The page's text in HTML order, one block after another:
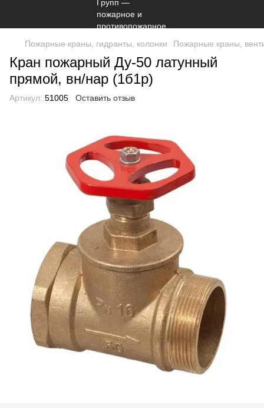
Пожарные краны, гидранты, колонки Пожарные краны,
Кран пожарный Ду-50 латунный
прямой, вн/нар (1б1р)
Артикул: 51005 Оставить отзыв